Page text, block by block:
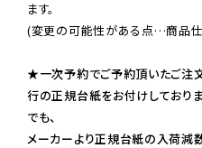
ます。
(変更の可能性がある点…商品仕
★一次予約でご予約頂いたご注
行の正規台紙をお付けしており
でも、
メーカーより正規台紙の入荷減